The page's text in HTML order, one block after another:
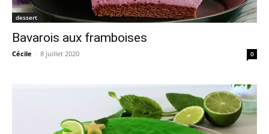
dessert
Bavarois aux framboises
Cécile - 8 juillet 2020 0